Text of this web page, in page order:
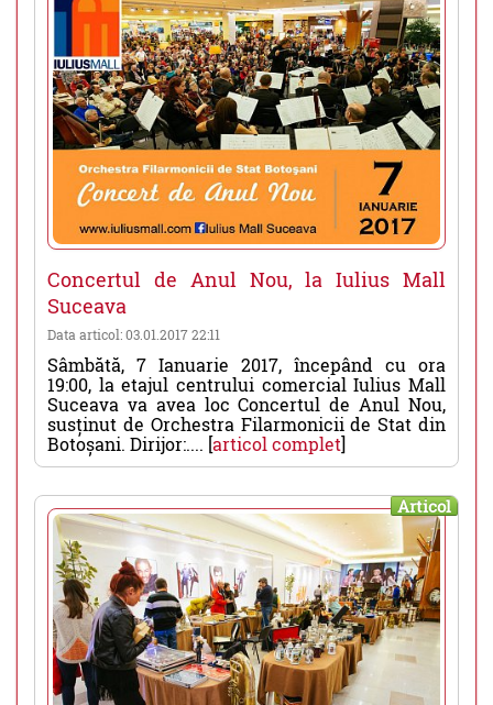
Concertul de Anul Nou, la Iulius Mall
Suceava
Data articol: 03.01.2017 22:11
Sâmbătă, 7 Ianuarie 2017, începând cu ora
19:00, la etajul centrului comercial Iulius Mall
Suceava va avea loc Concertul de Anul Nou,
susținut de Orchestra Filarmonicii de Stat din
Botoșani. Dirijor:.... [articol complet]
Articol